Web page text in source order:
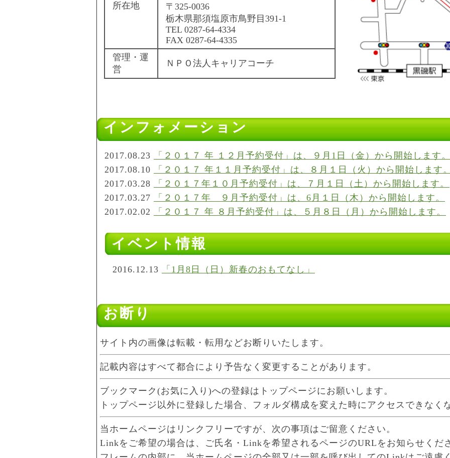
所在地
〒325-0036
栃木県那須塩原市鳥野目391-1
TEL 0287-64-4334
FAX 0287-64-4335
管理・運
営
ＮＰＯ法人キャリアコーチ
インフォメーション
2017.08.23
「２０１７ 年 １２月予約受付」は、９月1日（金）から開始します
2017.08.10
「２０１７ 年１１月予約受付」は、８月１日（火）から開始します
2017.03.28
「２０１７年１０月予約受付」は、７月１日（土）から開始します。
2017.03.27
「２０１７年 ９月予約受付」は、6月１日（木）から開始します。
2017.02.02
「２０１７ 年 ８月予約受付」は、５月８日（月）から開始します。
イベント情報
2016.12.13
「1月8日（日）新春のおもてなし」
お断り
サイト内の画像は転載・転用などお断りいたします。
記載内容はすべて都合により予告なく変更することがあります。
ブックマーク(お気に入り)への登録はトップページにお願いします。
トップページ以外に登録した場合、フォルダ構成を変えた時にアクセスできなく
当ホームページはリンクフリーですが、次の事項はご留意ください。
Linkをご希望の場合は、ご氏名・Linkを希望されるページのURLをお知らせくだ